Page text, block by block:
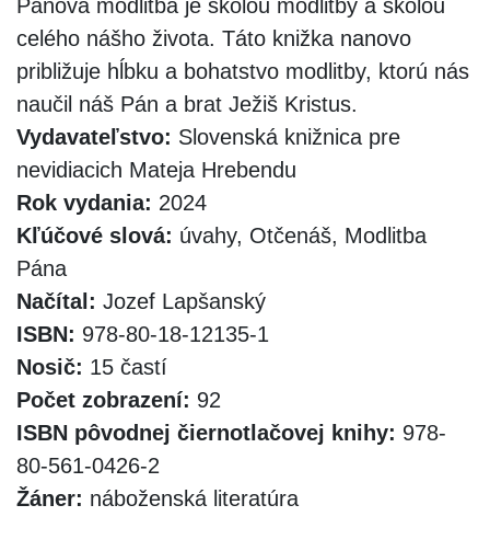
Pánova modlitba je školou modlitby a školou
celého nášho života. Táto knižka nanovo
približuje hĺbku a bohatstvo modlitby, ktorú nás
naučil náš Pán a brat Ježiš Kristus.
Vydavateľstvo: Slovenská knižnica pre
nevidiacich Mateja Hrebendu
Rok vydania: 2024
Kľúčové slová: úvahy, Otčenáš, Modlitba
Pána
Načítal: Jozef Lapšanský
ISBN: 978-80-18-12135-1
Nosič: 15 častí
Počet zobrazení: 92
ISBN pôvodnej čiernotlačovej knihy: 978-
80-561-0426-2
Žáner: náboženská literatúra